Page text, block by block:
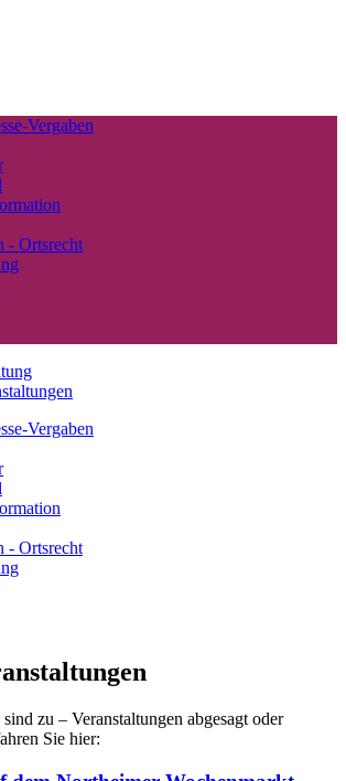
Vergaben
- Ortsrecht
Vergaben
- Ortsrecht
zu – Veranstaltungen abgesagt oder
Sie hier: